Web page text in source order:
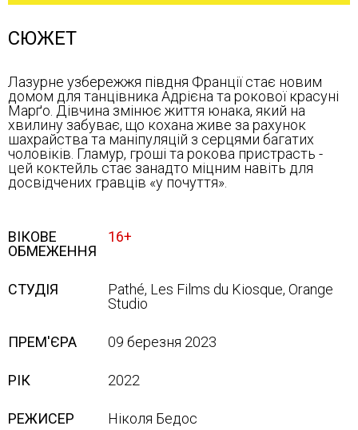
СЮЖЕТ
Лазурне узбережжя півдня Франції стає новим
домом для танцівника Адрієна та рокової красуні
Марґо. Дівчина змінює життя юнака, який на
хвилину забуває, що кохана живе за рахунок
шахрайства та маніпуляцій з серцями багатих
чоловіків. Гламур, гроші та рокова пристрасть -
цей коктейль стає занадто міцним навіть для
досвідчених гравців «у почуття».
ВІКОВЕ
ОБМЕЖЕННЯ
16+
СТУДІЯ
Pathé, Les Films du Kiosque, Orange
Studio
ПРЕМ'ЄРА 09 березня 2023
РІК 2022
РЕЖИСЕР Ніколя Бедос